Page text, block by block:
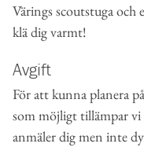
Värings scoutstuga och
klä dig varmt!
Avgift
För att kunna planera
som möjligt tillämpar
anmäler dig men inte